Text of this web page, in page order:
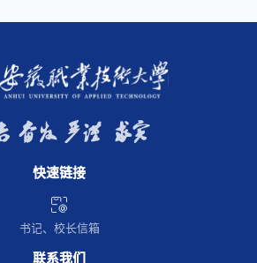
快速链接
书记、校长信箱
联系我们